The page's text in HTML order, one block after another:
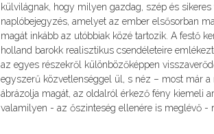
külvilágnak, hogy milyen gazdag, szép és
naplóbejegyzés, amelyet az ember elsősorban
magát inkább az utóbbiak közé tartozik. A festő
holland barokk realisztikus csendéleteire
az egyes részekről különbözőképpen
egyszerű közvetlenséggel ül, s néz – most már
ábrázolja magát, az oldalról érkező fény kiemeli
valamilyen - az őszinteség ellenére is meglévő -